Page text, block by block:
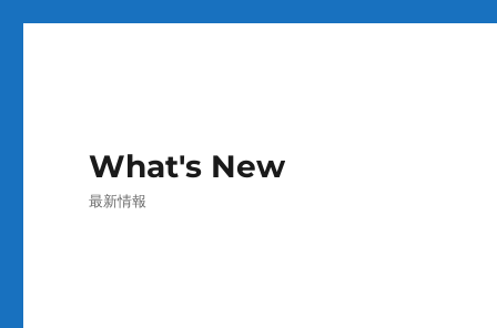
What's New
最新情報